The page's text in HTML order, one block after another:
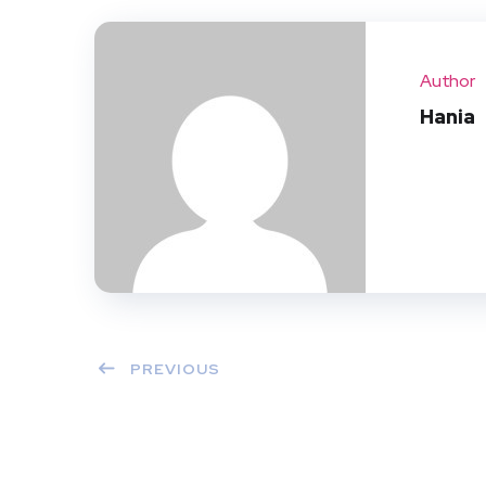
Author
Hania
PREVIOUS